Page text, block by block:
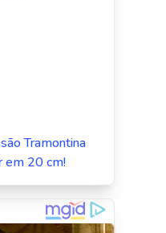
Tramontina
em 20 cm!